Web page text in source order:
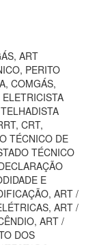
ART
PERITO
COMGÁS,
CRT,
TÉCNICO DE
TÉCNICO
E
ART /
ART /
ART /
DOS